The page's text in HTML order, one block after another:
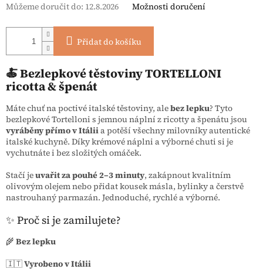
Můžeme doručit do: 12.8.2026 Možnosti doručení
Přidat do košíku
🍝 Bezlepkové těstoviny TORTELLONI
ricotta & špenát
Máte chuť na poctivé italské těstoviny, alebez lepku? Tyto
bezlepkové Tortelloni s jemnou náplní z ricotty a špenátu jsou
vyráběny přímo v Itáliia potěší všechny milovníky autentické
italské kuchyně. Díky krémové náplni a výborné chuti si je
vychutnáte i bez složitých omáček.
Stačí jeuvařit za pouhé 2–3 minuty, zakápnout kvalitním
olivovým olejem nebo přidat kousek másla, bylinky a čerstvě
nastrouhaný parmazán. Jednoduché, rychlé a výborné.
✨ Proč si je zamilujete?
🌾 Bez lepku
🇮🇹Vyrobeno v Itálii